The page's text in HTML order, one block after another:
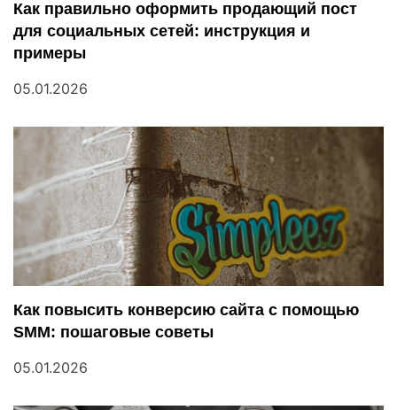
о
з
и
с
я
м
Как правильно оформить продающий пост
для социальных сетей: инструкция и
примеры
05.01.2026
Как повысить конверсию сайта с помощью
SMM: пошаговые советы
05.01.2026